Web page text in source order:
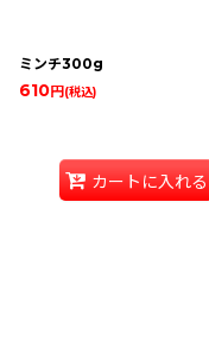
ミンチ300g
610円 (税込)
カートに入れる